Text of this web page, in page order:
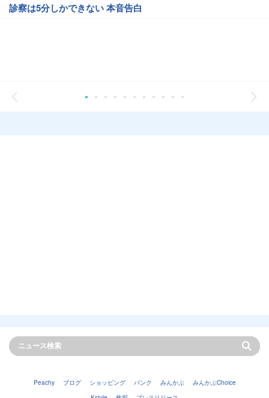
診察は5分しかできない 本音告白
Peachy ブログ ショッピング バンク みんかぶ
みんかぶChoice